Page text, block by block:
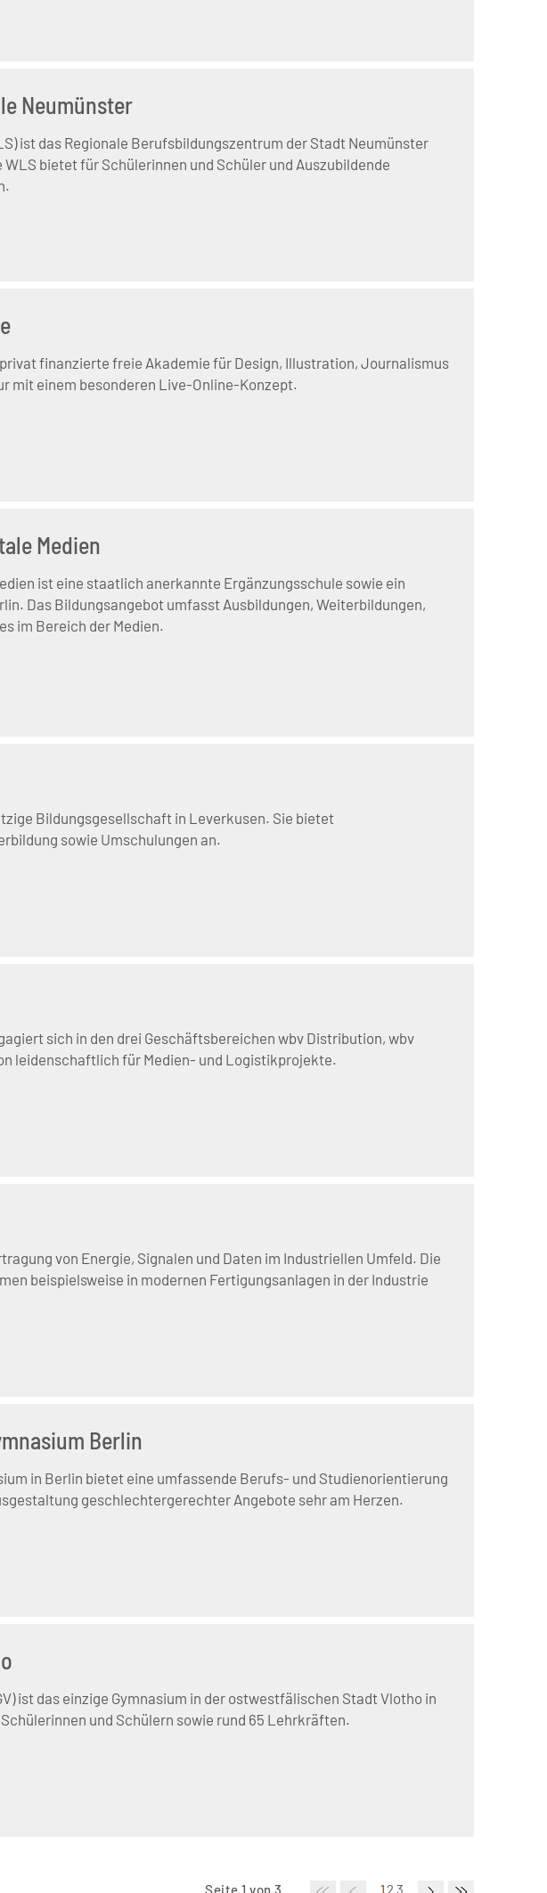
Neumünster
ist das Regionale Berufsbildungszentrum der Stadt Neumünster
WLS bietet für Schülerinnen und Schüler und Auszubildende
finanzierte freie Akademie für Design, Illustration, Journalismus
mit einem besonderen Live-Online-Konzept.
Medien
ist eine staatlich anerkannte Ergänzungsschule sowie ein
Das Bildungsangebot umfasst Ausbildungen, Weiterbildungen,
im Bereich der Medien.
Bildungsgesellschaft in Leverkusen. Sie bietet
sowie Umschulungen an.
sich in den drei Geschäftsbereichen wbv Distribution, wbv
leidenschaftlich für Medien- und Logistikprojekte.
von Energie, Signalen und Daten im Industriellen Umfeld. Die
beispielsweise in modernen Fertigungsanlagen in der Industrie
Berlin
in Berlin bietet eine umfassende Berufs- und Studienorientierung
geschlechtergerechter Angebote sehr am Herzen.
ist das einzige Gymnasium in der ostwestfälischen Stadt Vlotho in
und Schülern sowie rund 65 Lehrkräften.
Seite 1 von 3 1 2 3